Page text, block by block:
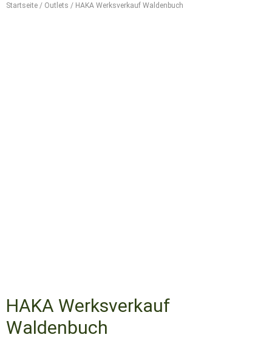
Startseite / Outlets / HAKA Werksverkauf Waldenbuch
HAKA Werksverkauf
Waldenbuch